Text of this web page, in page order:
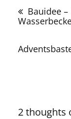
Bauidee
2 thoughts